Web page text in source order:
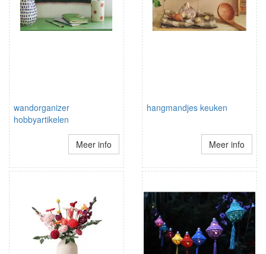
wandorganizer
hobbyartikelen
Meer info
hangmandjes keuken
Meer info